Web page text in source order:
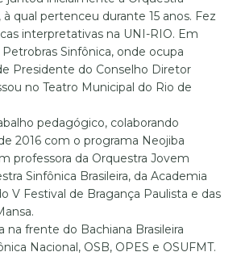
à qual pertenceu durante 15 anos. Fez
interpretativas na UNI-RIO. Em
Sinfônica, onde ocupa
Presidente do Conselho Diretor
no Teatro Municipal do Rio de
pedagógico, colaborando
2016 com o programa Neojiba
professora da Orquestra Jovem
Sinfônica Brasileira, da Academia
V Festival de Bragança Paulista e das
na frente do Bachiana Brasileira
Nacional, OSB, OPES e OSUFMT.